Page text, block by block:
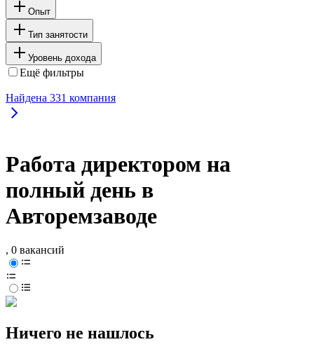
Опыт
Тип занятости
Уровень дохода
Ещё фильтры
Найдена 331 компания
Работа директором на
полный день в
Авторемзаводе
, 0 вакансий
Ничего не нашлось